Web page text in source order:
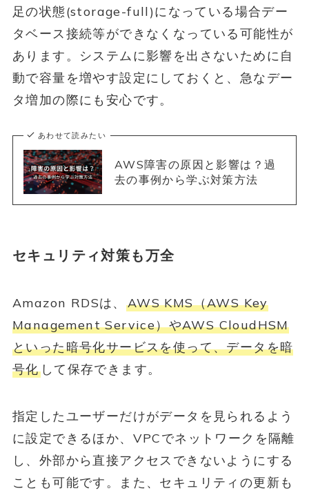
足の状態(storage-full)になっている場合デー
タベース接続等ができなくなっている可能性が
あります。システムに影響を出さないために自
動で容量を増やす設定にしておくと、急なデー
タ増加の際にも安心です。
あわせて読みたい
AWS障害の原因と影響は？過
去の事例から学ぶ対策方法
セキュリティ対策も万全
Amazon RDSは、 AWS KMS（AWS Key
Management Service）やAWS CloudHSM
といった暗号化サービスを使って、データを暗
号化して保存できます。
指定したユーザーだけがデータを見られるよう
に設定できるほか、VPCでネットワークを隔離
し、外部から直接アクセスできないようにする
ことも可能です。また、セキュリティの更新も